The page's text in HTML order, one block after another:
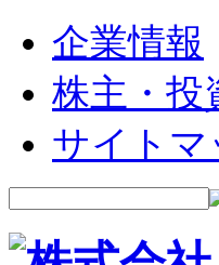
企業情報
株主・投
サイトマ